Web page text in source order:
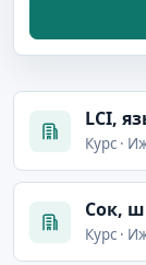
LCI,
Курс ·
Сок,
Курс ·